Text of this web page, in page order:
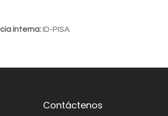
interna:ID-PISA
Contáctenos